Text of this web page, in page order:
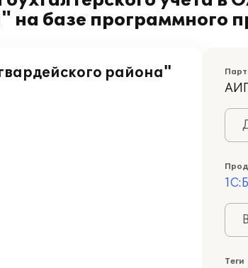
на базе программного
района"
Теги